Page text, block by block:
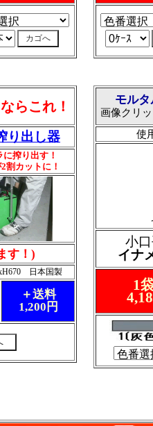
らこれ！
り出し器
搾り出す！
割カットに！
す！)
日本国製
＋送料
1,200円
モル
画像クリ
使
小
イナ
1